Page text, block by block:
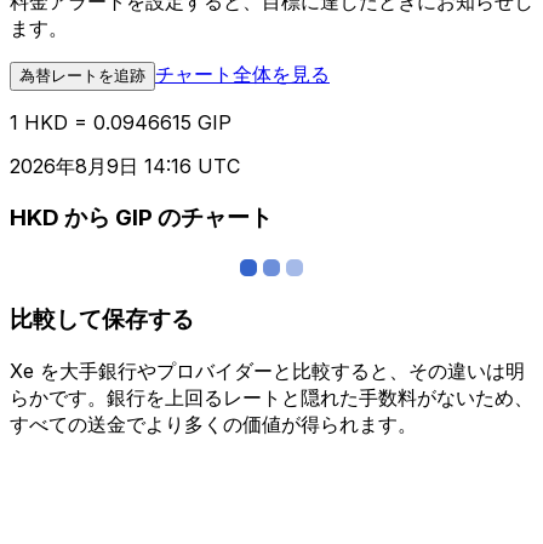
ます。
為替レートを追跡 チャート全体を見る
1 HKD = 0.0946615 GIP
2026年8月9日 14:16 UTC
HKD から GIP のチャート
比較して保存する
Xe を大手銀行やプロバイダーと比較すると、その違いは明
らかです。銀行を上回るレートと隠れた手数料がないため、
すべての送金でより多くの価値が得られます。